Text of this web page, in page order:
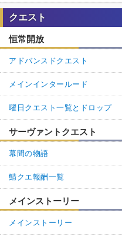
クエスト
恒常開放
アドバンスドクエスト
メインインタールード
曜日クエスト一覧とドロップ
サーヴァントクエスト
幕間の物語
鯖クエ報酬一覧
メインストーリー
メインストーリー